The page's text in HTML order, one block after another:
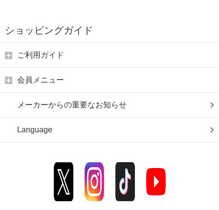
ショッピングガイド
ご利用ガイド
会員メニュー
メーカーからの重要なお知らせ
Language